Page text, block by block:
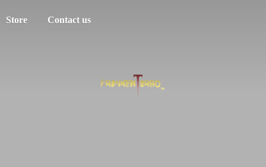
Store Contact us